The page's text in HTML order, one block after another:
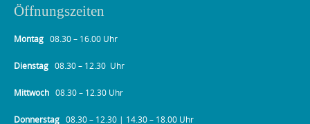
Öffnungszeiten
Montag 08.30 – 16.00 Uhr
Dienstag 08.30 – 12.30 Uhr
Mittwoch 08.30 – 12.30 Uhr
Donnerstag 08.30 – 12.30 | 14.30 – 18.00 Uhr